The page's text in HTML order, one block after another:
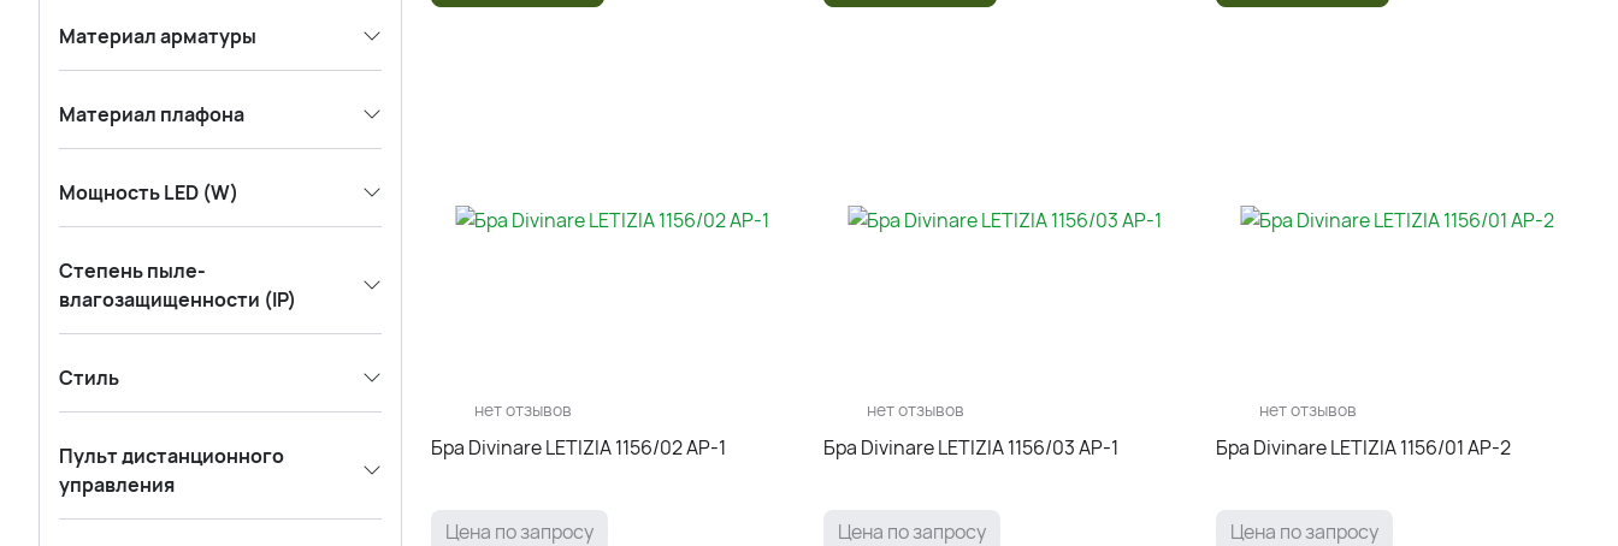
Материал арматуры
Материал плафона
Мощность LED (W)
Степень пыле-
влагозащищенности (IP)
Стиль
Пульт дистанционного
управления
нет отзывов
Бра Divinare LETIZIA 1156/02 AP-1
Цена по запросу
нет отзывов
Бра Divinare LETIZIA 1156/03 AP-1
Цена по запросу
нет отзывов
Бра Divinare LETIZIA 1156/01 AP-2
Цена по запросу